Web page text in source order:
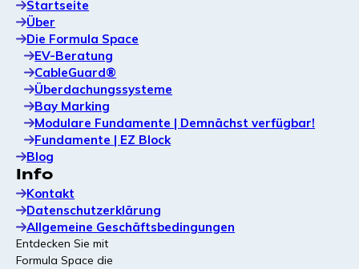
Startseite
Über
Die Formula Space
EV-Beratung
CableGuard®
Überdachungssysteme
Bay Marking
Modulare Fundamente | Demnächst verfügbar!
Fundamente | EZ Block
Blog
Info
Kontakt
Datenschutzerklärung
Allgemeine Geschäftsbedingungen
Entdecken Sie mit
Formula Space die